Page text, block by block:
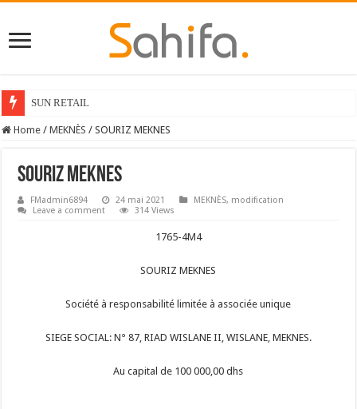
SUN RETAIL
Home / MEKNÈS / SOURIZ MEKNES
SOURIZ MEKNES
FMadmin6894 24 mai 2021 MEKNÈS, modification
Leave a comment
314 Views
1765-4M4
SOURIZ MEKNES
Société à responsabilité limitée à associée unique
SIEGE SOCIAL: N° 87, RIAD WISLANE II, WISLANE, MEKNES.
Au capital de 100 000,00 dhs